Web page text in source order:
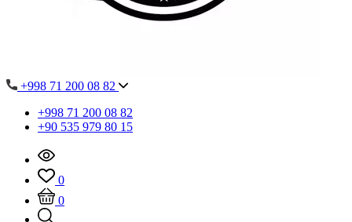
+998 71 200 08 82
+998 71 200 08 82
+90 535 979 80 15
0
0